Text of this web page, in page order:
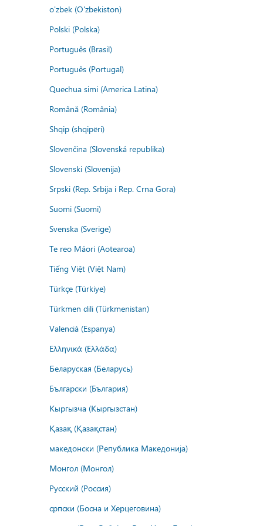
o'zbek (O'zbekiston)
Polski (Polska)
Português (Brasil)
Português (Portugal)
Quechua simi (America Latina)
Română (România)
Shqip (shqipëri)
Slovenčina (Slovenská republika)
Slovenski (Slovenija)
Srpski (Rep. Srbija i Rep. Crna Gora)
Suomi (Suomi)
Svenska (Sverige)
Te reo Māori (Aotearoa)
Tiếng Việt (Việt Nam)
Türkçe (Türkiye)
Türkmen dili (Türkmenistan)
Valencià (Espanya)
Ελληνικά (Ελλάδα)
Беларуская (Беларусь)
Български (България)
Кыргызча (Кыргызстан)
Қазақ (Қазақстан)
македонски (Република Македонија)
Монгол (Монгол)
Русский (Россия)
српски (Босна и Херцеговина)